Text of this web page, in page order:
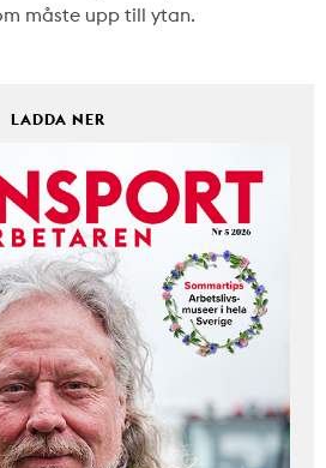
måste upp till ytan.
LADDA NER